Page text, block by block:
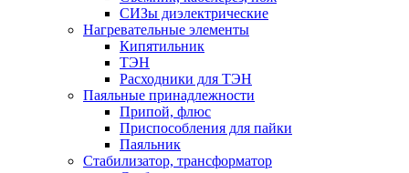
СИЗы диэлектрические
Нагревательные элементы
Кипятильник
ТЭН
Расходники для ТЭН
Паяльные принадлежности
Припой, флюс
Приспособления для пайки
Паяльник
Стабилизатор, трансформатор